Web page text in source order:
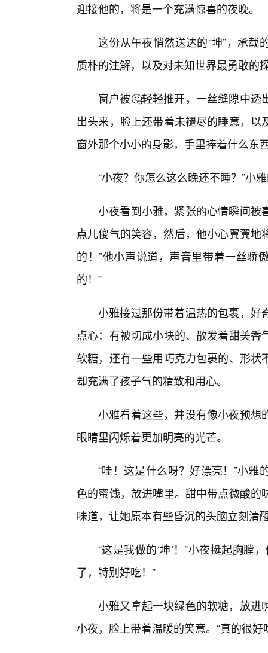
迎接他的，将是一个充满惊喜的夜晚。
这份从午夜悄然送达的“坤”，承
质朴的注解，以及对未知世界最勇敢的
窗户被🤔轻轻推开，一丝缝隙中
出头来，脸上还带着未褪尽的睡意，
窗外那个小小的身影，手里捧着什么东
“小夜？你怎么这么晚还不睡？”小
小夜看到小雅，紧张的心情瞬间被
点儿傻气的笑容，然后，他小心翼翼地
的！”他小声说道，声音里带着一丝骄
的！”
小雅接过那份带着温热的包裹，好
点心：有被切成小块的、散发着甜美
软糖，还有一些用巧克力包裹的、形
却充满了孩子气的精致和用心。
小雅看着这些，并没有像小夜预想
眼睛里闪烁着更加明亮的光芒。
“哇！这是什么呀？好漂亮！”小
色的蜜饯，放进嘴里。甜中带点微酸
味道，让她原本有些昏沉的头脑立刻清
“这是我做的‘坤’！”小夜挺起胸膛
了，特别好吃！”
小雅又拿起一块绿色的软糖，放进
小夜，脸上带着温暖的笑意。“真的很好